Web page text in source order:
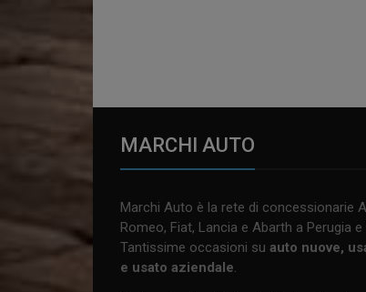
MARCHI AUTO
Marchi Auto è la rete di concessionarie
Romeo, Fiat, Lancia e Abarth a Perugia e
Tantissime occasioni su auto nuove,
e usato aziendale.